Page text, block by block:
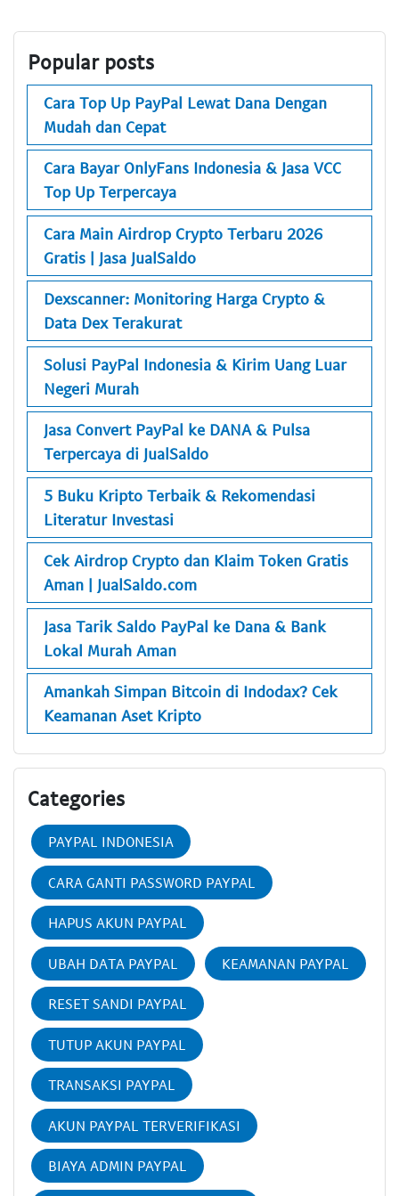
Popular posts
Cara Top Up PayPal Lewat Dana Dengan
Mudah dan Cepat
Cara Bayar OnlyFans Indonesia & Jasa VCC
Top Up Terpercaya
Cara Main Airdrop Crypto Terbaru 2026
Gratis | Jasa JualSaldo
Dexscanner: Monitoring Harga Crypto &
Data Dex Terakurat
Solusi PayPal Indonesia & Kirim Uang Luar
Negeri Murah
Jasa Convert PayPal ke DANA & Pulsa
Terpercaya di JualSaldo
5 Buku Kripto Terbaik & Rekomendasi
Literatur Investasi
Cek Airdrop Crypto dan Klaim Token Gratis
Aman | JualSaldo.com
Jasa Tarik Saldo PayPal ke Dana & Bank
Lokal Murah Aman
Amankah Simpan Bitcoin di Indodax? Cek
Keamanan Aset Kripto
Categories
PAYPAL INDONESIA
CARA GANTI PASSWORD PAYPAL
HAPUS AKUN PAYPAL
UBAH DATA PAYPAL KEAMANAN PAYPAL
RESET SANDI PAYPAL
TUTUP AKUN PAYPAL
TRANSAKSI PAYPAL
AKUN PAYPAL TERVERIFIKASI
BIAYA ADMIN PAYPAL